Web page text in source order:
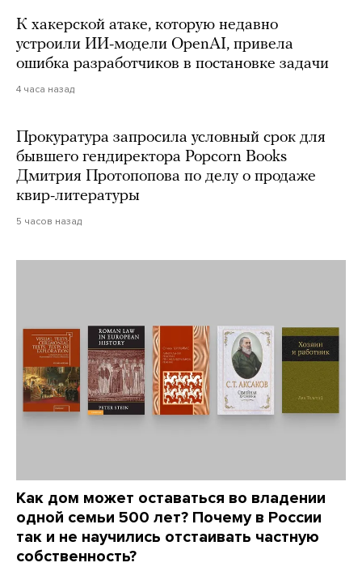
К хакерской атаке, которую недавно
устроили ИИ-модели OpenAI, привела
ошибка разработчиков в постановке задачи
4 часа назад
Прокуратура запросила условный срок для
бывшего гендиректора Popcorn Books
Дмитрия Протопопова по делу о продаже
квир-литературы
5 часов назад
Как дом может оставаться во владении
одной семьи 500 лет? Почему в России
так и не научились отстаивать частную
собственность?